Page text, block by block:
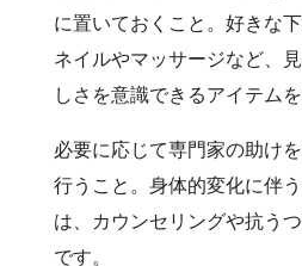
に置いておくこと。好きな
ネイルやマッサージなど、
しさを意識できるアイテム
必要に応じて専門家の助け
行うこと。身体的変化に伴
は、カウンセリングや抗う
です。